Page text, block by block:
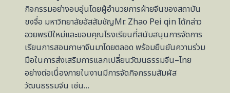
กิจกรรมอย่างอบอุ่นโดยผู้อำนวยการฝ่ายจีนของสถาบัน
ขงจื่อ มหาวิทยาลัยอัสสัมชัญMr. Zhao Pei qin ได้กล่าว
อวยพรปีใหม่และขอบคุณโรงเรียนที่สนับสนุนการจัดการ
เรียนการสอนภาษาจีนมาโดยตลอด พร้อมยืนยันความร่วม
มือในการส่งเสริมการแลกเปลี่ยนวัฒนธรรมจีน–ไทย
อย่างต่อเนื่องภายในงานมีการจัดกิจกรรมสัมผัส
วัฒนธรรมจีน เช่น…